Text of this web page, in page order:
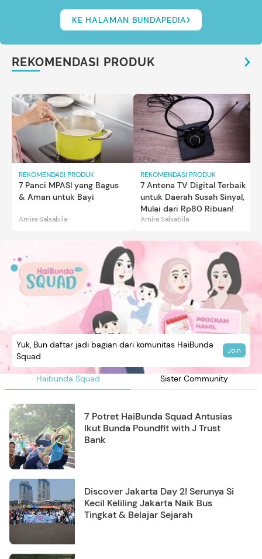
KE HALAMAN BUNDAPEDIA
REKOMENDASI PRODUK
REKOMENDASI PRODUK
7 Panci MPASI yang Bagus
& Aman untuk Bayi
Amira Salsabila
REKOMENDASI PRODUK
7 Antena TV Digital Terbaik
untuk Daerah Susah Sinyal,
Mulai dari Rp80 Ribuan!
Amira Salsabila
Haibunda Squad Sister Community
Yuk, Bun daftar jadi bagian dari komunitas HaiBunda
Squad
Join
7 Potret HaiBunda Squad Antusias
Ikut Bunda Poundfit with J Trust
Bank
Discover Jakarta Day 2! Serunya Si
Kecil Keliling Jakarta Naik Bus
Tingkat & Belajar Sejarah